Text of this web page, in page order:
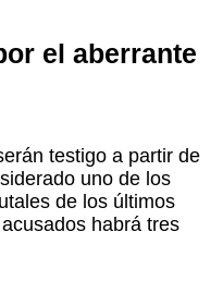
el aberrante
testigo a partir de
uno de los
de los últimos
habrá tres